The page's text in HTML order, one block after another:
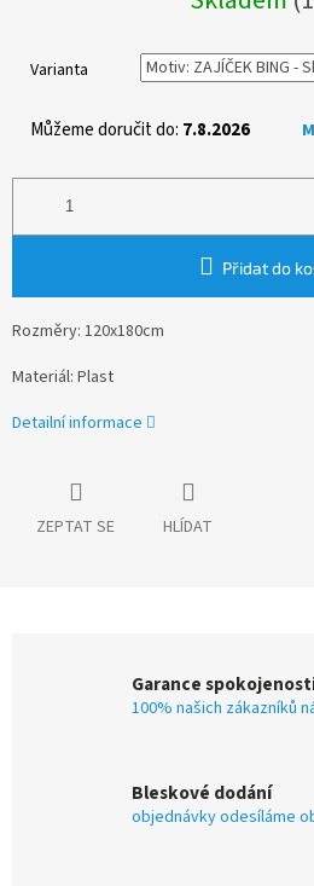
Varianta
Můžeme doručit do: 7.8.2026
Přidat do
Rozměry: 120x180cm
Materiál: Plast
Detailní informace
ZEPTAT SE HLÍDAT
Garance
100% našich zákazníků
Bleskové dodání
objednávky odesíláme